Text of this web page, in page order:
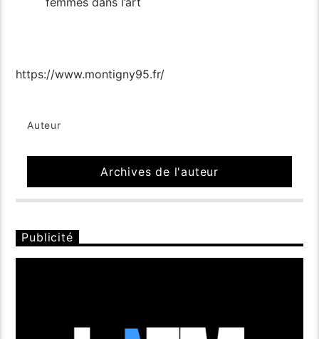
https://www.montigny95.fr/
Auteur
Archives de l'auteur
Publicité